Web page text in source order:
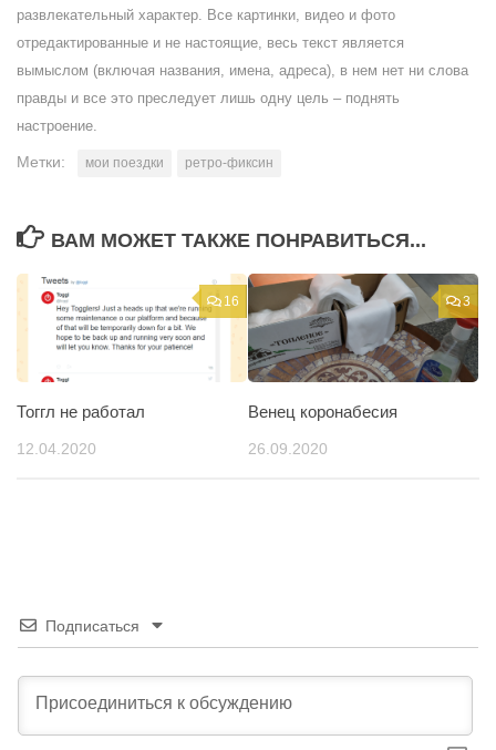
развлекательный характер. Все картинки, видео и фото
отредактированные и не настоящие, весь текст является
вымыслом (включая названия, имена, адреса), в нем нет ни слова
правды и все это преследует лишь одну цель – поднять
настроение.
Метки: мои поездки ретро-фиксин
ВАМ МОЖЕТ ТАКЖЕ ПОНРАВИТЬСЯ...
16
Тоггл не работал
12.04.2020
3
Венец коронабесия
26.09.2020
Подписаться